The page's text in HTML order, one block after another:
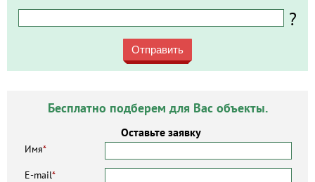
?
Отправить
Бесплатно подберем для Вас объекты.
Оставьте заявку
Имя*
E-mail*